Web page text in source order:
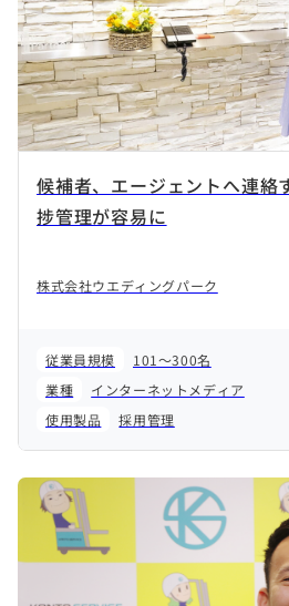
候補者、エージェントへ連絡
捗管理が容易に
株式会社ウエディングパーク
従業員規模
101～300名
業種
インターネットメディア
使用製品
採用管理